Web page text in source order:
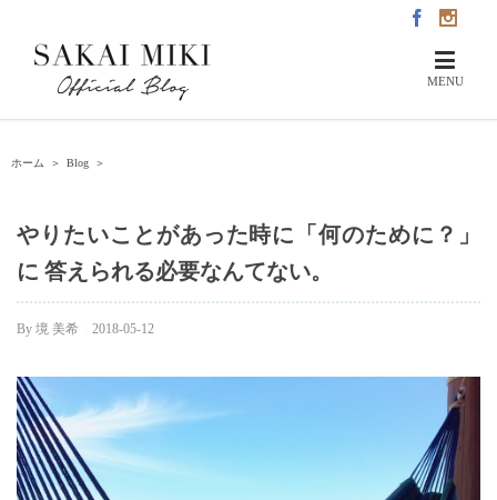
ホーム ＞ Blog ＞
やりたいことがあった時に「何のために？」
に 答えられる必要なんてない。
By 境 美希 2018-05-12